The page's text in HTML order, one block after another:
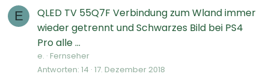
E
QLED TV 55Q7F Verbindung zum Wland immer
wieder getrennt und Schwarzes Bild bei PS4
Pro alle ...
e. Fernseher
Antworten 14 17. Dezember 2018